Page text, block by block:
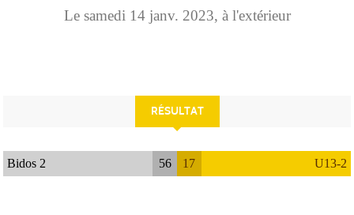
Le samedi 14 janv. 2023, à l'extérieur
RÉSULTAT
Bidos 2 56 17 U13-2